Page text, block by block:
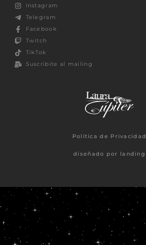
Instagram
Telegram
Facebook
Twitch
TikTok
Suscribite al mailing
Política de Privacidad
diseñado por landing